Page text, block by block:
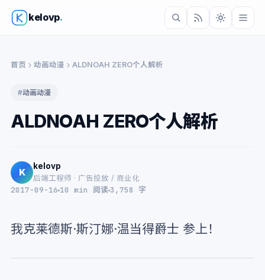
kelovp.
首页 动画动漫 ALDNOAH ZERO个人解析
#动画动漫
ALDNOAH ZERO个人解析
K
kelovp
后端工程师 · 广告投放 / 商业化
2017-09-16 10 min 阅读 3,758 字
我克莱德斯·斯汀娜·温当得爵士 参上！